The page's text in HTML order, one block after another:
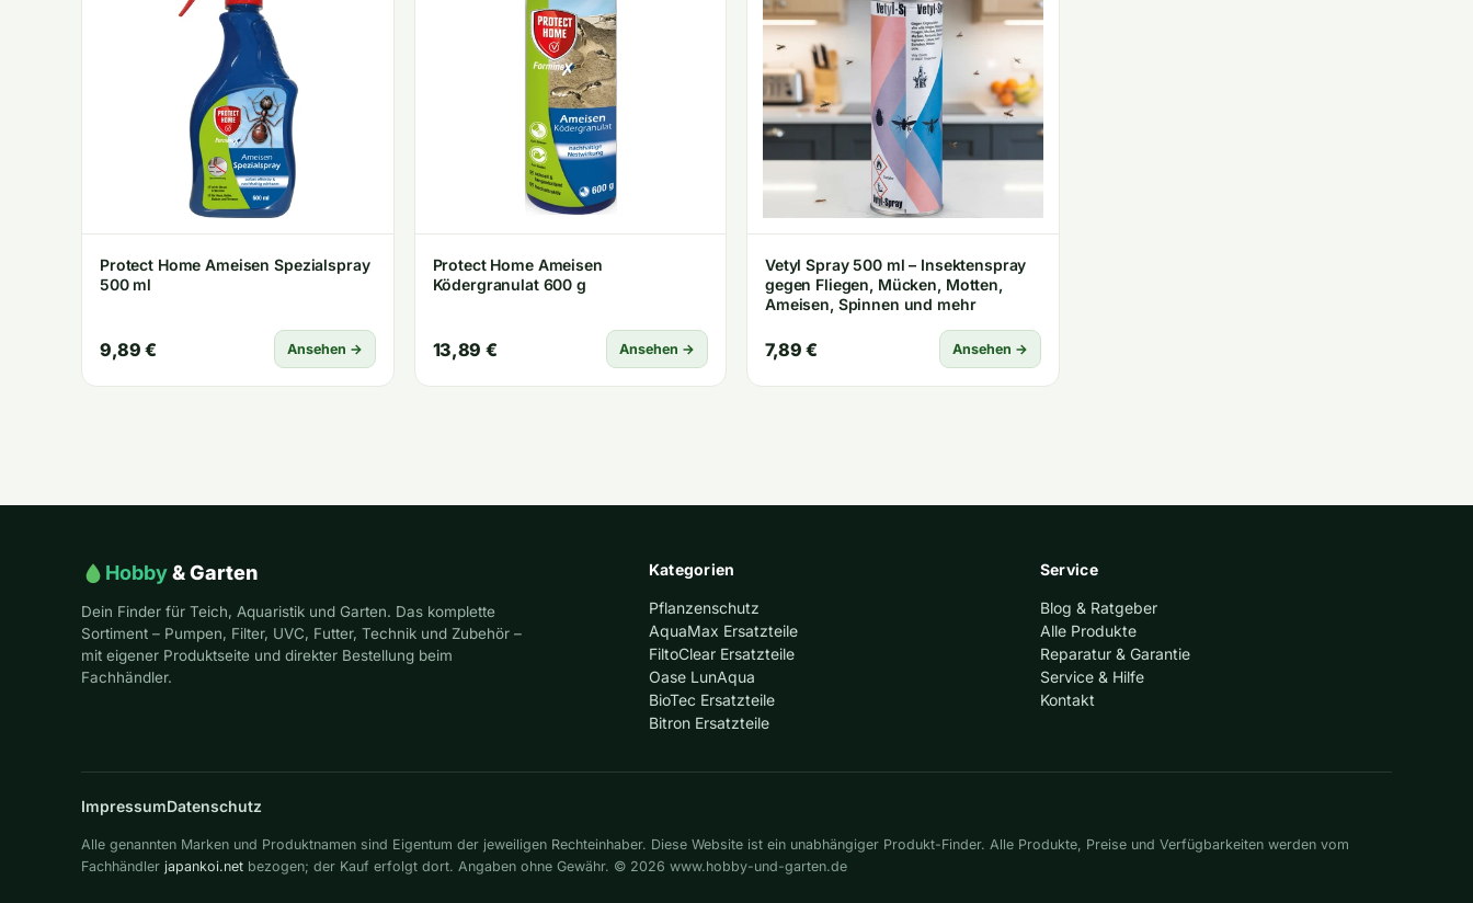
Protect Home Ameisen Spezialspray
500 ml
9,89 € Ansehen →
Protect Home Ameisen
Ködergranulat 600 g
13,89 € Ansehen →
Vetyl Spray 500 ml – Insektenspray
gegen Fliegen, Mücken, Motten,
Ameisen, Spinnen und mehr
7,89 € Ansehen →
Hobby& Garten
Dein Finder für Teich, Aquaristik und Garten. Das komplette
Sortiment – Pumpen, Filter, UVC, Futter, Technik und Zubehör –
mit eigener Produktseite und direkter Bestellung beim
Fachhändler.
Kategorien
Pflanzenschutz
AquaMax Ersatzteile
FiltoClear Ersatzteile
Oase LunAqua
BioTec Ersatzteile
Bitron Ersatzteile
Service
Blog & Ratgeber
Alle Produkte
Reparatur & Garantie
Service & Hilfe
Kontakt
ImpressumDatenschutz
Alle genannten Marken und Produktnamen sind Eigentum der jeweiligen Rechteinhaber. Diese Website ist ein unabhängiger Produkt-Finder. Alle Produkte, Preise und Verfügbarkeiten werden vom
Fachhändler japankoi.net bezogen; der Kauf erfolgt dort. Angaben ohne Gewähr. © 2026 www.hobby-und-garten.de